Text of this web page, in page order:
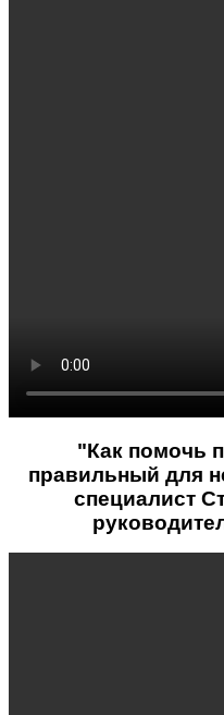
"Как помочь
правильный для
специалист